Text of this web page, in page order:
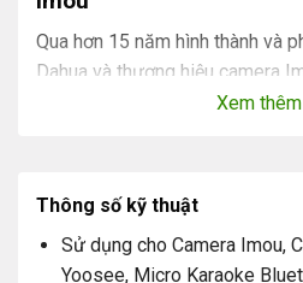
Qua hơn 15 năm hình thành và
Dahua và thương hiệu camera
thành tựu nhất định. Hãy cùng
Giá trị cốt lõi
Imou bảo vệ toàn diện ngôi nhà
Xem thêm
Thông số kỹ thuật
Sử dụng cho Camera Imou,
Yoosee, Micro Karaoke